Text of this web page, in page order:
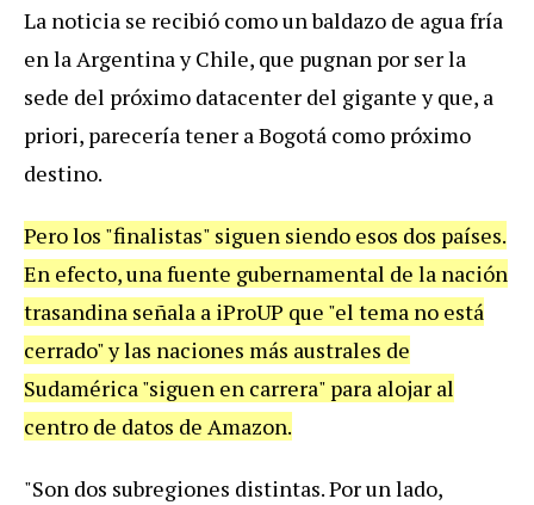
La noticia se recibió comounbaldazo de aguafría
enlaArgentinay Chile, que pugnan por serla
sede del próximo datacenter del gigante y que, a
priori, pareceríatener aBogotá como próximo
destino.
Perolos "finalistas" siguen siendo esos dos países.
En efecto,unafuente gubernamental de la nación
trasandina señala a iProUP que "el tema no está
cerrado"ylas naciones más australes de
Sudamérica"siguen en carrera" para alojar al
centro de datos de Amazon.
"Son dos subregiones distintas.Porunlado,